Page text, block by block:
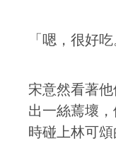
「嗯，很好吃
宋意然看著
出一絲蔫壞
時碰上林可頌